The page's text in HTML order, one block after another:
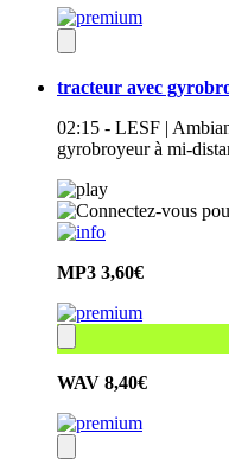
tracteur avec
02:15 - LESF |
gyrobroyeur à mi-
MP3 3,60€
WAV 8,40€